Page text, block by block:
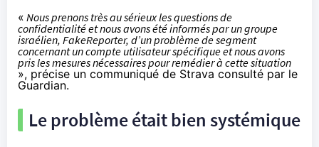
« Nous prenons très au sérieux les questions de
confidentialité et nous avons été informés par un groupe
israélien, FakeReporter, d’un problème de segment
concernant un compte utilisateur spécifique et nous avons
pris les mesures nécessaires pour remédier à cette situation
», précise un communiqué de Strava consulté par le
Guardian.
Le problème était bien systémique